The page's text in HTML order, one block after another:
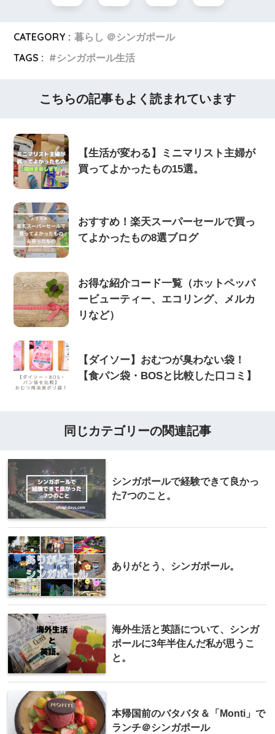
CATEGORY : 暮らし ＠シンガポール
TAGS :
シンガポール生活
こちらの記事もよく読まれています
【生活が変わる】ミニマリスト主婦が
買ってよかったもの15選。
おすすめ！楽天スーパーセールで買っ
てよかったもの8選ブログ
お得な紹介コード一覧（ホットペッパ
ービューティー、エコリング、メルカ
リなど）
【ダイソー】おむつが臭わない袋！
【食パン袋・BOSと比較した口コミ】
同じカテゴリーの関連記事
シンガポールで経験できて良かっ
た7つのこと。
ありがとう、シンガポール。
海外生活と英語について、シンガ
ポールに3年半住んだ私が思うこ
と。
本帰国前のバタバタ＆「Monti」で
ランチ＠シンガポール